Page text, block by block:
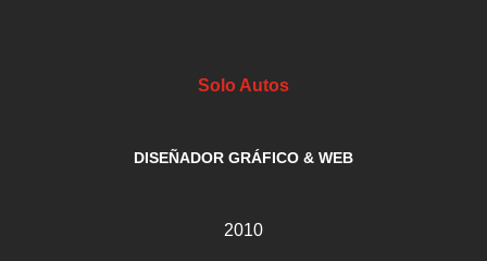
Solo Autos
DISEÑADOR GRÁFICO & WEB
2010